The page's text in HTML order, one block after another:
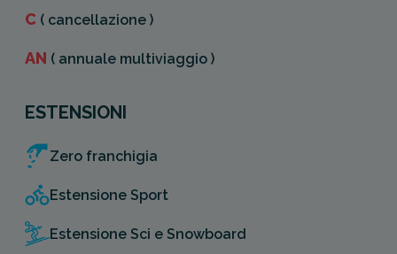
C ( cancellazione )
AN ( annuale multiviaggio )
ESTENSIONI
Zero franchigia
Estensione Sport
Estensione Sci e Snowboard